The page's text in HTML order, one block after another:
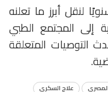
لنقل أبرز ما تعلنه
إلى المجتمع الطبي
التوصيات المتعلقة
علاج السكري